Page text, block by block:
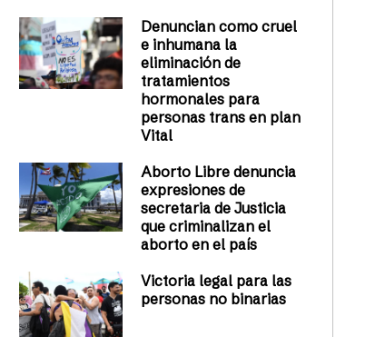
Denuncian como cruel
e inhumana la
eliminación de
tratamientos
hormonales para
personas trans en plan
Vital
Aborto Libre denuncia
expresiones de
secretaria de Justicia
que criminalizan el
aborto en el país
Victoria legal para las
personas no binarias